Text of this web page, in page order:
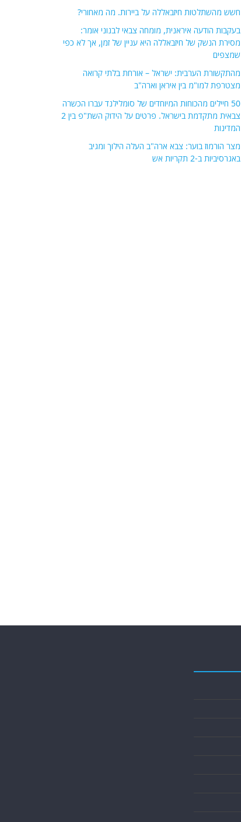
חשש מהשתלטות חיזבאללה על ביירות. מה מאחורי?
בעקבות הודעה איראנית, מומחה צבאי לבנוני אומר:
מסירת הנשק של חיזבאללה היא עניין של זמן, אך לא כפי
שמצפים
מהתקשורת הערבית: ישראל – אורחת בלתי קרואה
מצטרפת למו"מ בין איראן וארה"ב
50 חיילים מהכוחות המיוחדים של סומלילנד עברו הכשרה
צבאית מתקדמת בישראל. פרטים על הידוק השת"פ בין 2
המדינות
מצר הורמוז בוער: צבא ארה"ב העלה הילוך ומגיב
באגרסיביות ב-2 תקריות אש